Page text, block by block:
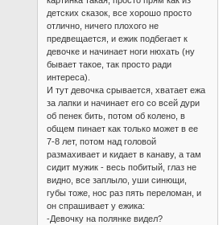
детских сказок, все хорошо просто
отлично, ничего плохого не
предвещается, и ежик подбегает к
девочке и начинает ноги нюхать (ну
бывает такое, так просто ради
интереса).
И тут девочка срывается, хватает ежа
за лапки и начинает его со всей дури
об пенек бить, потом об колено, в
общем пинает как только может в ее
7-8 лет, потом над головой
размахивает и кидает в канаву, а там
сидит мужик - весь побитый, глаз не
видно, все заплыло, уши синющи,
губы тоже, нос раз пять переломан, и
он спрашивает у ежика:
-Девочку на полянке видел?